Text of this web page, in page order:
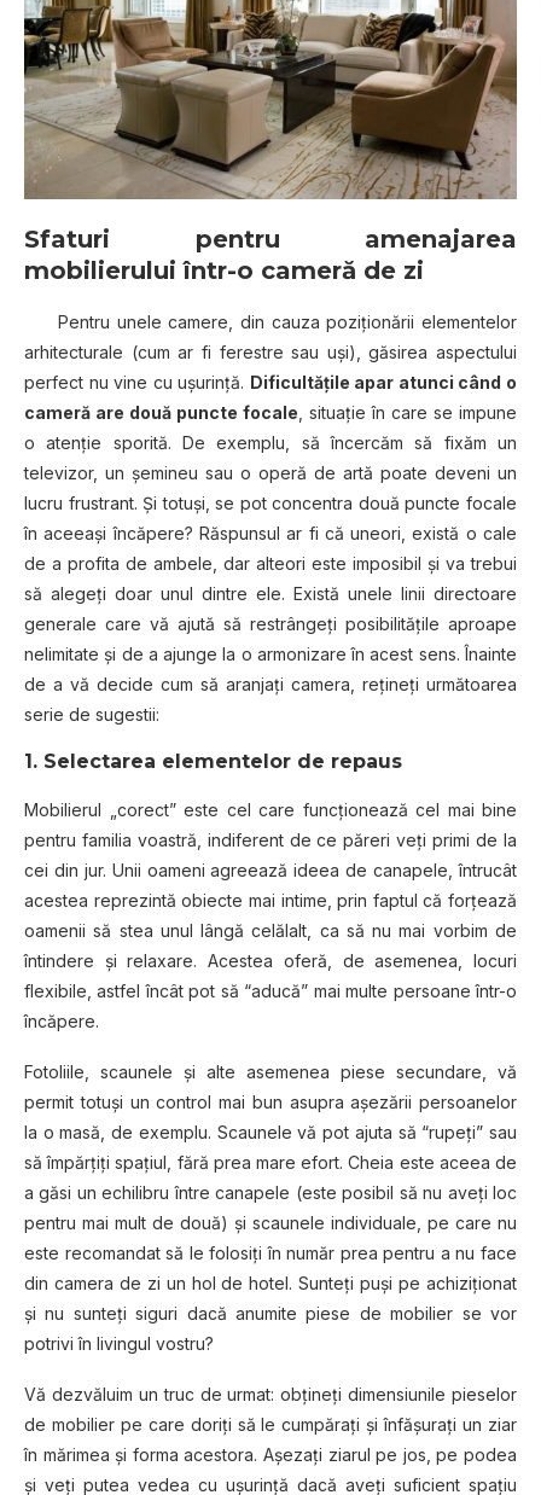
Sfaturi pentru amenajarea
mobilierului într-o cameră de zi
Pentru unele camere, din cauza poziţionării elementelor
arhitecturale (cum ar fi ferestre sau uși), găsirea aspectului
perfect nu vine cu ușurință. Dificultățile apar atunci când o
cameră are două puncte focale , situaţie în care se impune
o atenție sporită. De exemplu, să încercăm să fixăm un
televizor, un șemineu sau o operă de artă poate deveni un
lucru frustrant. Şi totuşi, se pot concentra două puncte focale
în aceeaşi încăpere? Răspunsul ar fi că uneori, există o cale
de a profita de ambele, dar alteori este imposibil şi va trebui
să alegeţi doar unul dintre ele. Există unele linii directoare
generale care vă ajută să restrângeţi posibilitățile aproape
nelimitate şi de a ajunge la o armonizare în acest sens. Înainte
de a vă decide cum să aranjaţi camera, rețineți următoarea
serie de sugestii:
1. Selectarea elementelor de repaus
Mobilierul „corect” este cel care funcționează cel mai bine
pentru familia voastră, indiferent de ce păreri veţi primi de la
cei din jur. Unii oameni agreează ideea de canapele, întrucât
acestea reprezintă obiecte mai intime, prin faptul că forțează
oamenii să stea unul lângă celălalt, ca să nu mai vorbim de
întindere şi relaxare. Acestea oferă, de asemenea, locuri
flexibile, astfel încât pot să “aducă” mai multe persoane într-o
încăpere.
Fotoliile, scaunele şi alte asemenea piese secundare, vă
permit totuşi un control mai bun asupra aşezării persoanelor
la o masă, de exemplu. Scaunele vă pot ajuta să “rupeţi” sau
să împărţiţi spațiul, fără prea mare efort. Cheia este aceea de
a găsi un echilibru între canapele (este posibil să nu aveți loc
pentru mai mult de două) și scaunele individuale, pe care nu
este recomandat să le folosiţi în număr prea pentru a nu face
din camera de zi un hol de hotel. Sunteţi puşi pe achiziţionat
și nu sunteţi siguri dacă anumite piese de mobilier se vor
potrivi în livingul vostru?
Vă dezvăluim un truc de urmat: obțineţi dimensiunile pieselor
de mobilier pe care doriţi să le cumpăraţi și înfăşuraţi un ziar
în mărimea şi forma acestora. Așezați ziarul pe jos, pe podea
şi veţi putea vedea cu ușurință dacă aveți suficient spațiu